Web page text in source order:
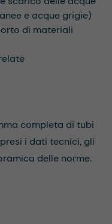
e acque grigie)
di materiali
completa di tubi
i dati tecnici, gli
delle norme.